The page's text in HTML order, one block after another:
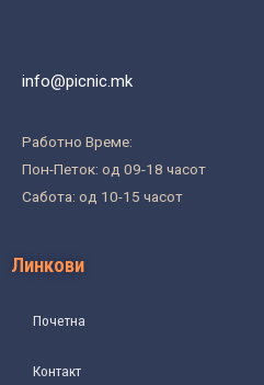
info@picnic.mk
Работно Време:
Пон-Петок: од 09-18 часот
Сабота: од 10-15 часот
Линкови
Почетна
Контакт